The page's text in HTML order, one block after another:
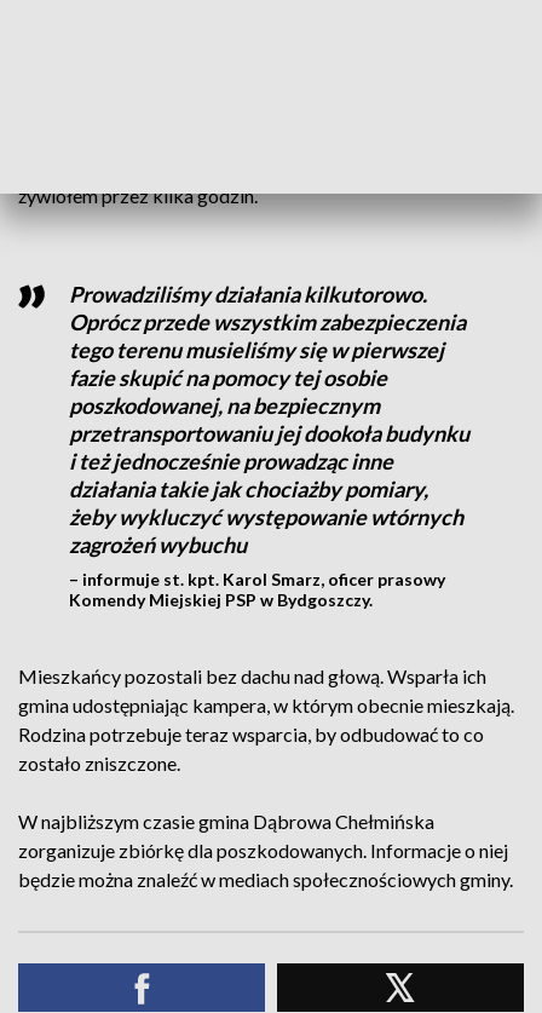
żywiołem przez kilka godzin.
Prowadziliśmy działania kilkutorowo.
Oprócz przede wszystkim zabezpieczenia
tego terenu musieliśmy się w pierwszej
fazie skupić na pomocy tej osobie
poszkodowanej, na bezpiecznym
przetransportowaniu jej dookoła budynku
i też jednocześnie prowadząc inne
działania takie jak chociażby pomiary,
żeby wykluczyć występowanie wtórnych
zagrożeń wybuchu
– informuje st. kpt. Karol Smarz, oficer prasowy
Komendy Miejskiej PSP w Bydgoszczy.
Mieszkańcy pozostali bez dachu nad głową. Wsparła ich
gmina udostępniając kampera, w którym obecnie mieszkają.
Rodzina potrzebuje teraz wsparcia, by odbudować to co
zostało zniszczone.
W najbliższym czasie gmina Dąbrowa Chełmińska
zorganizuje zbiórkę dla poszkodowanych. Informacje o niej
będzie można znaleźć w mediach społecznościowych gminy.